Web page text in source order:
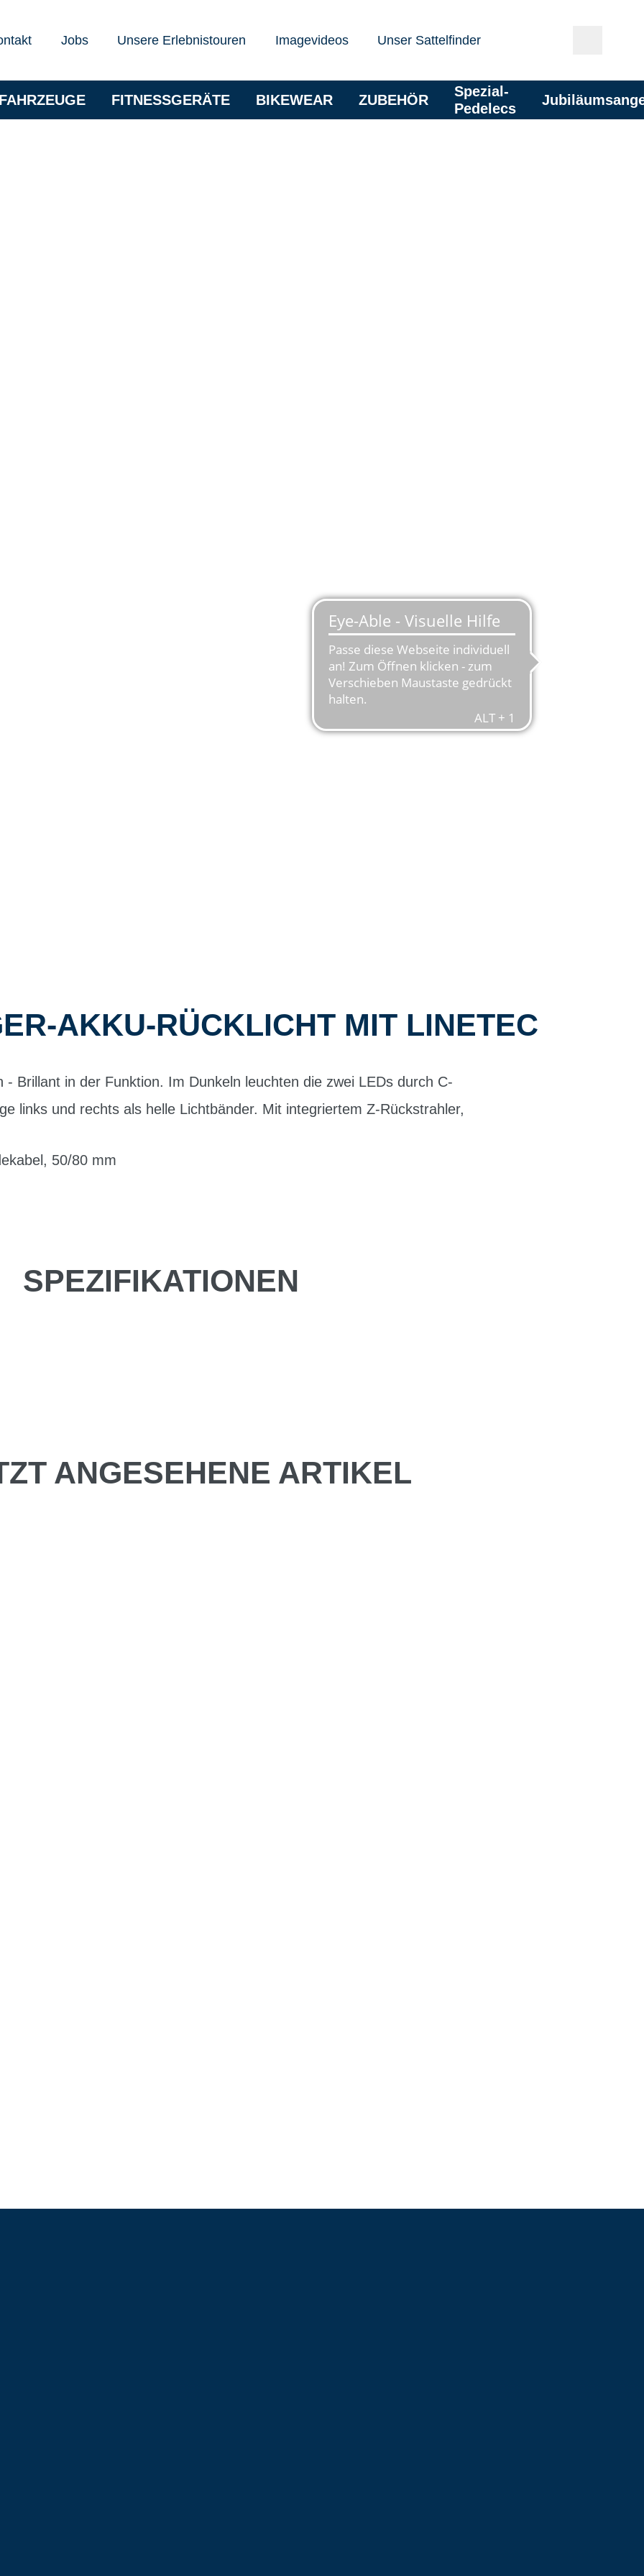
Jobs Unsere Erlebnistouren Imagevideos Unser Sattelfinder
FITNESSGERÄTE BIKEWEAR ZUBEHÖR
Spezial-
Pedelecs
AKKU-RÜCKLICHT MIT LINETEC
- Brillant in der Funktion. Im Dunkeln leuchten die zwei LEDs durch C-
links und rechts als helle Lichtbänder. Mit integriertem Z-Rückstrahler,
50/80 mm
SPEZIFIKATIONEN
ANGESEHENE ARTIKEL